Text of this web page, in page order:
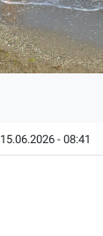
15.06.2026 - 08:41